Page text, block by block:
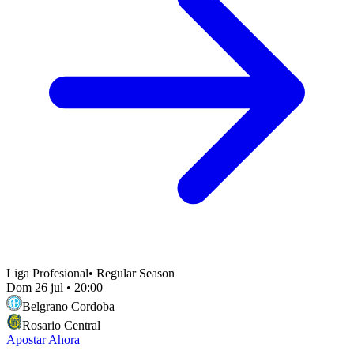
Liga Profesional• Regular Season
Dom 26 jul • 20:00
Belgrano Cordoba
Rosario Central
Apostar Ahora